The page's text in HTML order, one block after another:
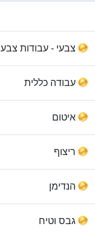
צבעי - עבודות צבע
עבודה כללית
איטום
ריצוף
הנדימן
גבס וטיח